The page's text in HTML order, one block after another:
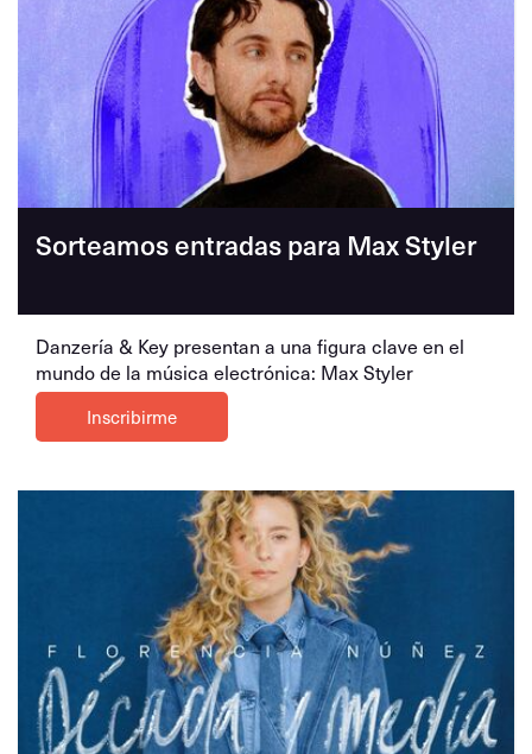
Sorteamos entradas para Max Styler
Danzería & Key presentan a una figura clave en el
mundo de la música electrónica: Max Styler
Inscribirme